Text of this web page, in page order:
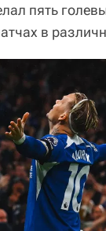
пять
в